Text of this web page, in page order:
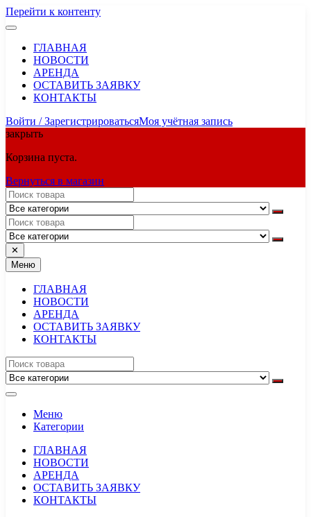
Перейти к контенту
ГЛАВНАЯ
НОВОСТИ
АРЕНДА
ОСТАВИТЬ ЗАЯВКУ
КОНТАКТЫ
Войти / ЗарегистрироватьсяМоя учётная запись
закрыть
Корзина пуста.
Вернуться в магазин
✕
Меню
ГЛАВНАЯ
НОВОСТИ
АРЕНДА
ОСТАВИТЬ ЗАЯВКУ
КОНТАКТЫ
Меню
Категории
ГЛАВНАЯ
НОВОСТИ
АРЕНДА
ОСТАВИТЬ ЗАЯВКУ
КОНТАКТЫ